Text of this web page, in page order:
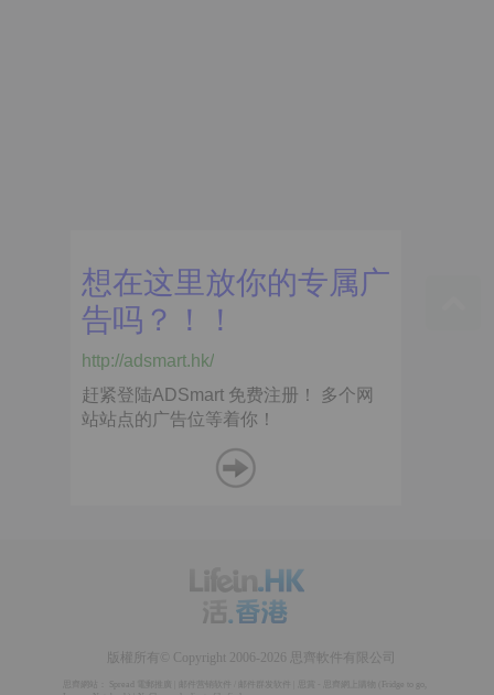
版權所有© Copyright 2006-2026 思齊軟件有限公司
Spread 電郵推廣